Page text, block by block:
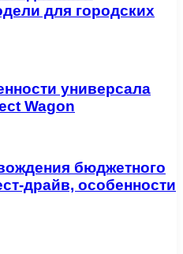
для городских
универсала
Wagon
бюджетного
драйв, особенности